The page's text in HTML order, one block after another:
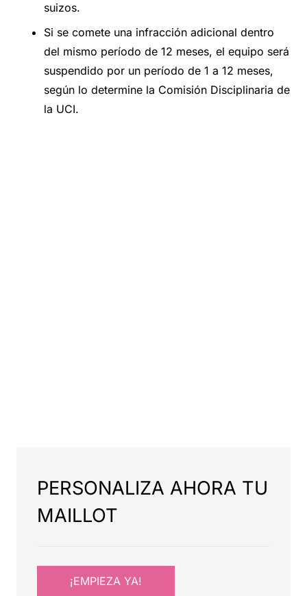
suizos.
Si se comete una infracción adicional dentro
del mismo período de 12 meses, el equipo será
suspendido por un período de 1 a 12 meses,
según lo determine la Comisión Disciplinaria de
la UCI.
PERSONALIZA AHORA TU
MAILLOT
¡EMPIEZA YA!